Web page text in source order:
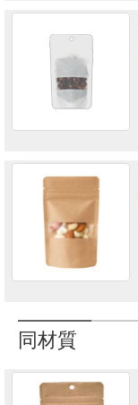
同材質